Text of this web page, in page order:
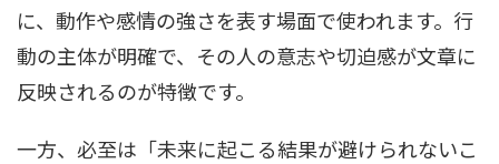
に、動作や感情の強さを表す場面で使われます。行
動の主体が明確で、その人の意志や切迫感が文章に
反映されるのが特徴です。
一方、必至は「未来に起こる結果が避けられないこ